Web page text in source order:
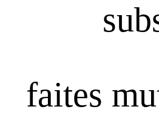
faites